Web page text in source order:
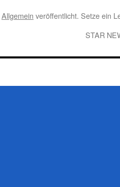
Allgemein veröffentlicht. Setze ein
STAR